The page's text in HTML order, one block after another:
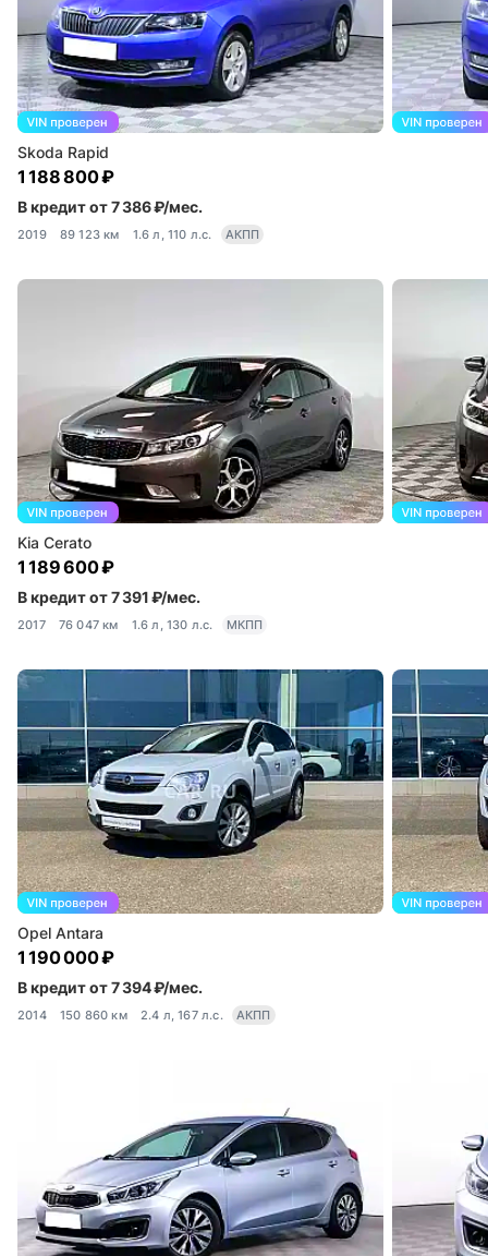
Skoda Rapid
1 188 800 ₽
В кредит от 7 386 ₽/мес.
2019 89 123 км 1.6 л, 110 л.с. АКПП
Kia Cerato
1 189 600 ₽
В кредит от 7 391 ₽/мес.
2017 76 047 км 1.6 л, 130 л.с. МКПП
Opel Antara
1 190 000 ₽
В кредит от 7 394 ₽/мес.
2014 150 860 км 2.4 л, 167 л.с. АКПП